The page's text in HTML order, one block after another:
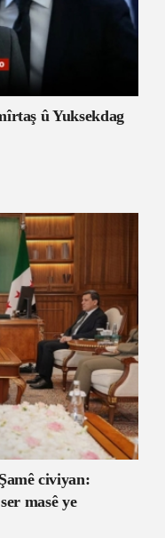
û Yuksekdag
civiyan:
masê ye